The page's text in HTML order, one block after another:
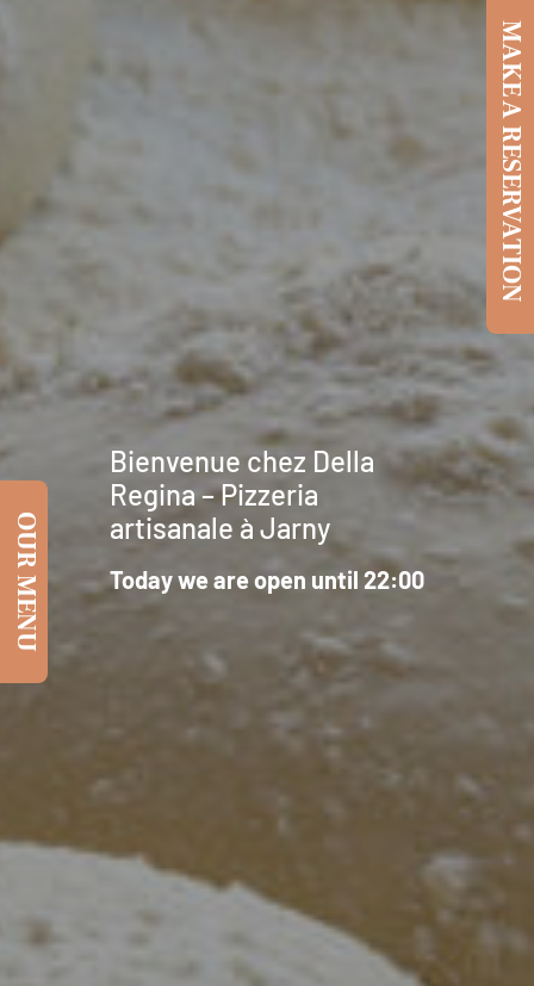
Bienvenue chez Della
Regina – Pizzeria
artisanale à Jarny
Today we are open until 22:00
OUR MENU
MAKE A RESERVATION